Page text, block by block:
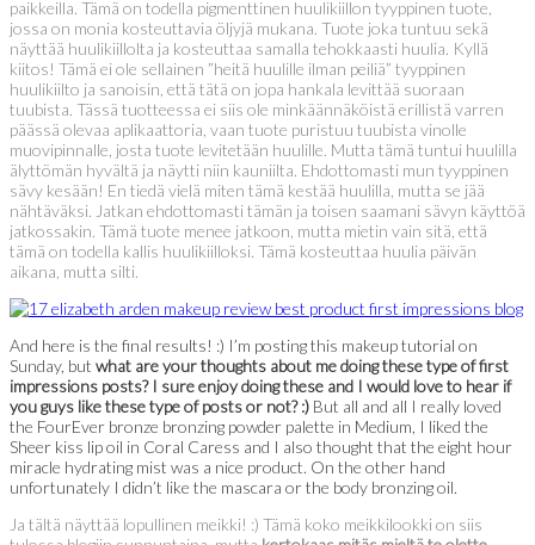
paikkeilla. Tämä on todella pigmenttinen huulikiillon tyyppinen tuote,
jossa on monia kosteuttavia öljyjä mukana. Tuote joka tuntuu sekä
näyttää huulikiillolta ja kosteuttaa samalla tehokkaasti huulia. Kyllä
kiitos! Tämä ei ole sellainen ”heitä huulille ilman peiliä” tyyppinen
huulikiilto ja sanoisin, että tätä on jopa hankala levittää suoraan
tuubista. Tässä tuotteessa ei siis ole minkäännäköistä erillistä varren
päässä olevaa aplikaattoria, vaan tuote puristuu tuubista vinolle
muovipinnalle, josta tuote levitetään huulille. Mutta tämä tuntui huulilla
älyttömän hyvältä ja näytti niin kauniilta. Ehdottomasti mun tyyppinen
sävy kesään! En tiedä vielä miten tämä kestää huulilla, mutta se jää
nähtäväksi. Jatkan ehdottomasti tämän ja toisen saamani sävyn käyttöä
jatkossakin. Tämä tuote menee jatkoon, mutta mietin vain sitä, että
tämä on todella kallis huulikiilloksi. Tämä kosteuttaa huulia päivän
aikana, mutta silti.
And here is the final results! :) I’m posting this makeup tutorial on
Sunday, but what are your thoughts about me doing these type of first
impressions posts? I sure enjoy doing these and I would love to hear if
you guys like these type of posts or not? :) But all and all I really loved
the FourEver bronze bronzing powder palette in Medium, I liked the
Sheer kiss lip oil in Coral Caress and I also thought that the eight hour
miracle hydrating mist was a nice product. On the other hand
unfortunately I didn’t like the mascara or the body bronzing oil.
Ja tältä näyttää lopullinen meikki! :) Tämä koko meikkilookki on siis